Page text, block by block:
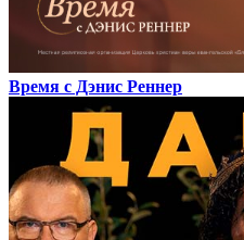
Время с Дэнис Реннер